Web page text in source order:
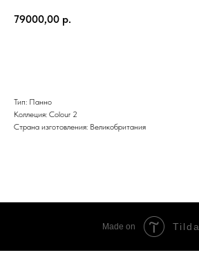
79000,00 р.
Тип: Панно
Коллеция: Colour 2
Страна изготовления: Великобритания
Made on Tilda